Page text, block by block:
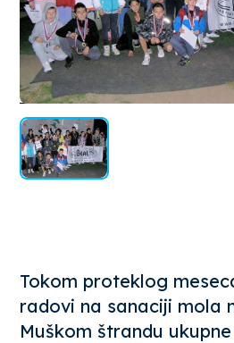
Tokom proteklog
radovi na sanaciji mola
Muškom štrandu